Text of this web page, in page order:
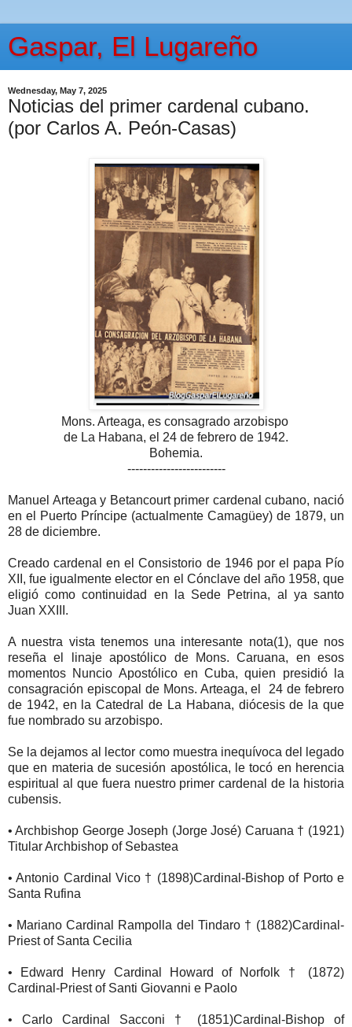
Gaspar, El Lugareño
Wednesday, May 7, 2025
Noticias del primer cardenal cubano.
(por Carlos A. Peón-Casas)
Mons. Arteaga, es consagrado arzobispo
de La Habana, el 24 de febrero de 1942.
Bohemia.
-------------------------
Manuel Arteaga y Betancourt primer cardenal cubano, nació
en el Puerto Príncipe (actualmente Camagüey) de 1879, un
28 de diciembre.
Creado cardenal en el Consistorio de 1946 por el papa Pío
XII, fue igualmente elector en el Cónclave del año 1958, que
eligió como continuidad en la Sede Petrina, al ya santo
Juan XXIII.
A nuestra vista tenemos una interesante nota(1), que nos
reseña el linaje apostólico de Mons. Caruana, en esos
momentos Nuncio Apostólico en Cuba, quien presidió la
consagración episcopal de Mons. Arteaga, el 24 de febrero
de 1942, en la Catedral de La Habana, diócesis de la que
fue nombrado su arzobispo.
Se la dejamos al lector como muestra inequívoca del legado
que en materia de sucesión apostólica, le tocó en herencia
espiritual al que fuera nuestro primer cardenal de la historia
cubensis.
• Archbishop George Joseph (Jorge José) Caruana † (1921)
Titular Archbishop of Sebastea
• Antonio Cardinal Vico † (1898) Cardinal-Bishop of Porto e
Santa Rufina
• Mariano Cardinal Rampolla del Tindaro † (1882) Cardinal-
Priest of Santa Cecilia
• Edward Henry Cardinal Howard of Norfolk † (1872)
Cardinal-Priest of Santi Giovanni e Paolo
• Carlo Cardinal Sacconi † (1851) Cardinal-Bishop of